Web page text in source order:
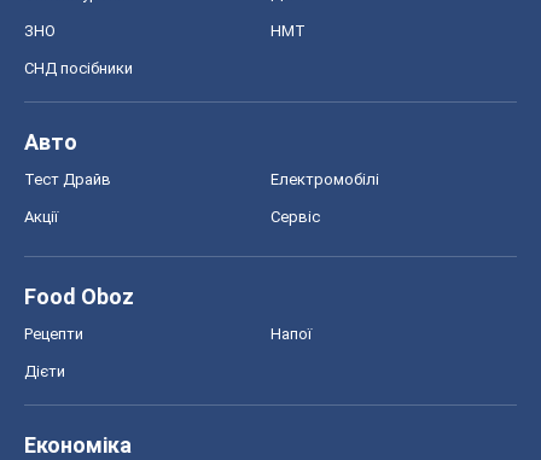
ЗНО НМТ
СНД посібники
Авто
Тест Драйв Електромобілі
Акції Сервіс
Food Oboz
Рецепти Напої
Дієти
Економіка